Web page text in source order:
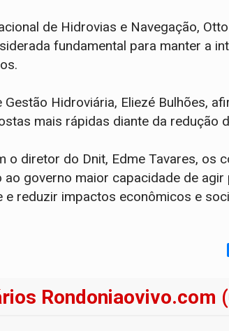
de Hidrovias e Navegação,
fundamental para manter a
Hidroviária, Eliezé Bulhões,
mais rápidas diante da redução
o diretor do Dnit, Edme Tavares, os
ao governo maior capacidade de
e reduzir impactos econômicos e
Rondoniaovivo.com